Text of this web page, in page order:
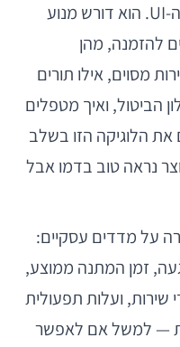
תורים לא יכול להישאר בשכבת ה-UI. הוא דורש מנוע
להזמנה, מהן
מסוים, אילו תורים
הביטול, ואיך מטפלים
הלוגיקה הזו בשלב
נראה טוב בדמו אבל
על מדדים עסקיים:
זמן המתנה ממוצע,
ועלות תפעולית
— למשל אם לאפשר